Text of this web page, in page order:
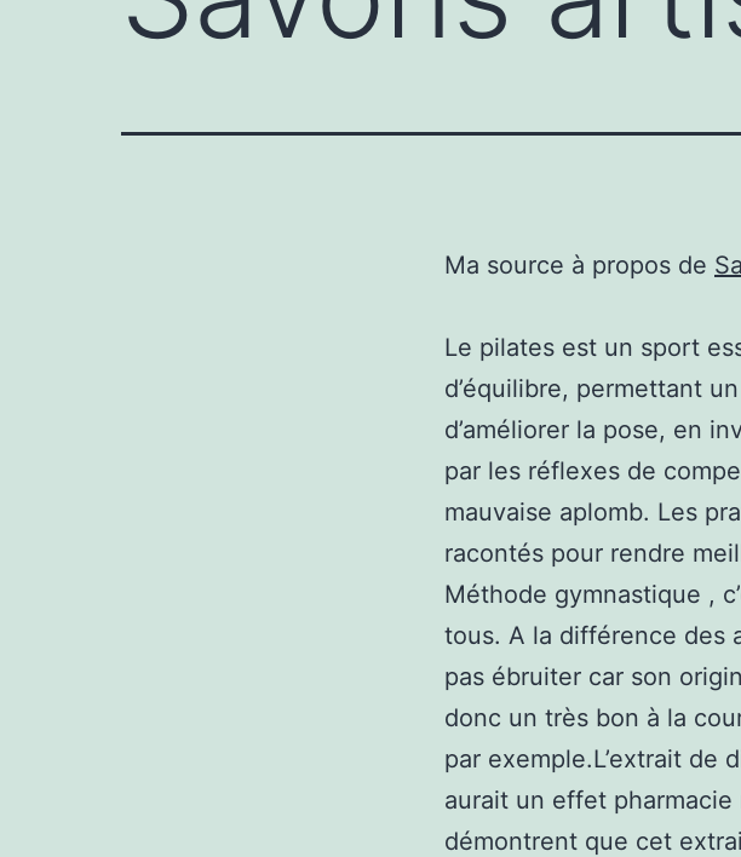
Ma source à propos de
Le pilates est un sport
d’équilibre, permettant
d’améliorer la pose, en
par les réflexes de
mauvaise aplomb. Les
racontés pour rendre
Méthode gymnastique ,
tous. A la différence des
pas ébruiter car son
donc un très bon à la
par exemple.L’extrait de
aurait un effet
démontrent que cet